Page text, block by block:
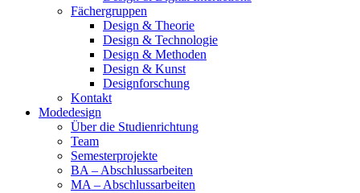
Fächergruppen
Design & Theorie
Design & Technologie
Design & Methoden
Design & Kunst
Designforschung
Kontakt
Modedesign
Über die Studienrichtung
Team
Semesterprojekte
BA – Abschlussarbeiten
MA – Abschlussarbeiten